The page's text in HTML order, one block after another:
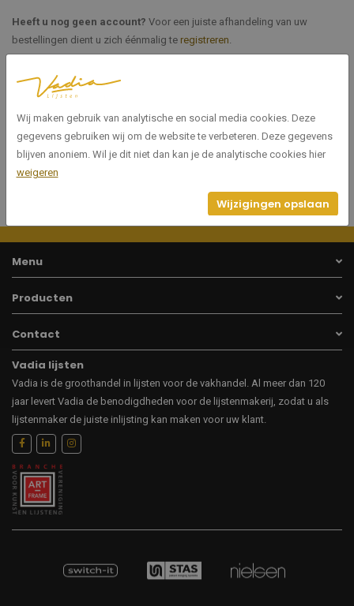
Heeft u nog geen account? Voor een juiste afhandeling van uw
bestellingen dient u zich éénmalig te registreren.
Specificaties
Artikelnummer 335035
Menu
Producten
Contact
Vadia lijsten
Vadia is de groothandel in lijsten voor de vakhandel. Al meer dan 120
jaar levert Vadia de benodigdheden voor de lijstenmakerij, zodat u als
lijstenmaker de juiste inlijsting kan maken voor uw klant.
Wij maken gebruik van analytische en social media cookies. Deze
gegevens gebruiken wij om de website te verbeteren. Deze gegevens
blijven anoniem. Wil je dit niet dan kan je de analytische cookies hier
weigeren
Wijzigingen opslaan